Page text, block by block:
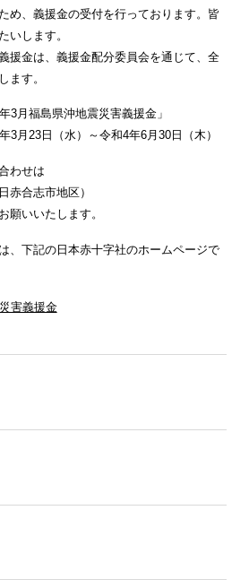
め、義援金の受付を行っております。皆
いします。
援金は、義援金配分委員会を通じて、全
ます。
月福島県沖地震災害義援金」
日（水）～令和4年6月30日（木）
わせは
赤合志市地区）
願いいたします。
、下記の日本赤十字社のホームページで
害義援金